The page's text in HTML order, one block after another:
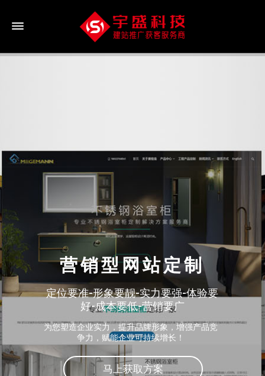
营销型网站定制
定位要准-形象要靓-实力要强-体验要
好-成本要低-营销要广
为您塑造企业实力，提升品牌形象，增强产品竞
争力，赋能企业可持续增长！
马上获取方案